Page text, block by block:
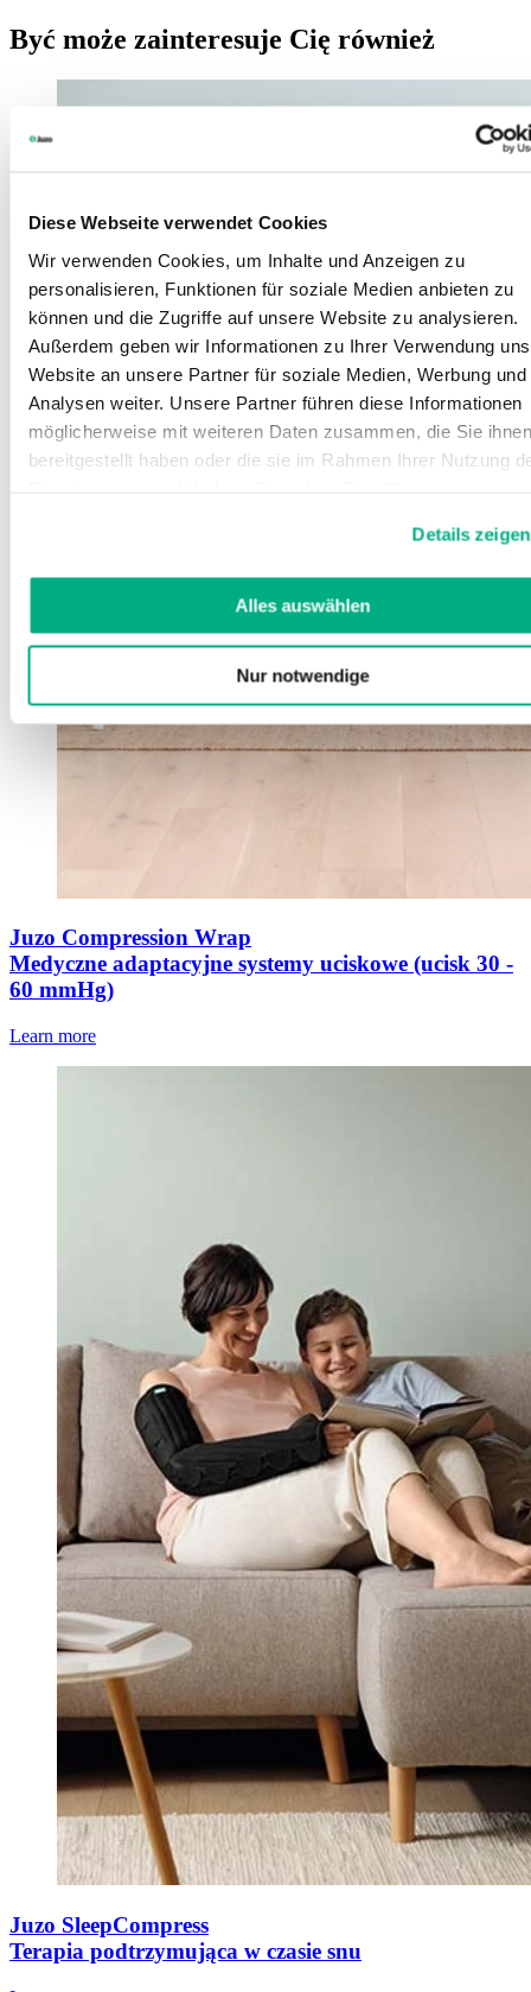
Diese Webseite verwendet Cookies
Wir verwenden Cookies, um Inhalte und Anzeigen zu
personalisieren, Funktionen für soziale Medien anbieten zu
können und die Zugriffe auf unsere Website zu analysieren.
Außerdem geben wir Informationen zu Ihrer Verwendung
Website an unsere Partner für soziale Medien, Werbung und
Analysen weiter. Unsere Partner führen diese Informationen
möglicherweise mit weiteren Daten zusammen, die Sie ihnen
bereitgestellt haben oder die sie im Rahmen Ihrer Nutzung
unsererDatenschutzerklärungundImpressum.
Details zeigen
Alles auswählen
Nur notwendige
Być może zainteresuje Cię również
Juzo Compression Wrap
Medyczne adaptacyjne systemy uciskowe (ucisk 30 -
60 mmHg)
Learn more
Juzo SleepCompress
Terapia podtrzymująca w czasie snu